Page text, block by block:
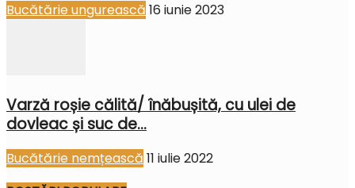
Bucătărie ungurească 16 iunie 2023
Varză roșie călită/ înăbușită, cu ulei de
dovleac și suc de...
Bucătărie nemțească 11 iulie 2022